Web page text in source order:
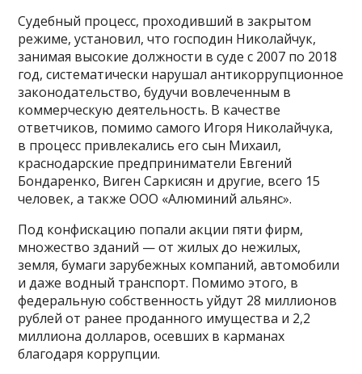
Судебный процесс, проходивший в закрытом
режиме, установил, что господин Николайчук,
занимая высокие должности в суде с 2007 по 2018
год, систематически нарушал антикоррупционное
законодательство, будучи вовлеченным в
коммерческую деятельность. В качестве
ответчиков, помимо самого Игоря Николайчука,
в процесс привлекались его сын Михаил,
краснодарские предприниматели Евгений
Бондаренко, Виген Саркисян и другие, всего 15
человек, а также ООО «Алюминий альянс».
Под конфискацию попали акции пяти фирм,
множество зданий — от жилых до нежилых,
земля, бумаги зарубежных компаний, автомобили
и даже водный транспорт. Помимо этого, в
федеральную собственность уйдут 28 миллионов
рублей от ранее проданного имущества и 2,2
миллиона долларов, осевших в карманах
благодаря коррупции.